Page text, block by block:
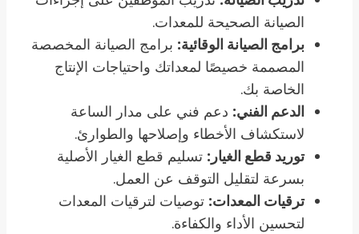
الصيانة الصحيحة للمعدات.
برامج الصيانة الوقائية: برامج الصيانة المخصصة
المصممة خصيصًا لمعداتك واحتياجات الإنتاج
الخاصة بك.
الدعم الفني: دعم فني على مدار الساعة
لاستكشاف الأخطاء وإصلاحها والطوارئ.
توريد قطع الغيار: تسليم قطع الغيار الأصلية
بسرعة لتقليل التوقف عن العمل.
ترقيات المعدات: توصيات لترقيات المعدات
لتحسين الأداء والكفاءة.